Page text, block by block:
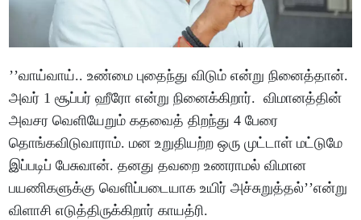
’’வாய்வாய்.. உண்மை புதைந்து விடும் என்று நினைத்தான்.
அவர் 1 சூப்பர் ஹீரோ என்று நினைக்கிறார். விமானத்தின்
அவசர வெளியேறும் கதவைத் திறந்து 4 பேரை
தொங்கவிடுவாராம். மன உறுதியற்ற ஒரு முட்டாள் மட்டுமே
இப்படிப் பேசுவான். தனது தவறை உணராமல் விமான
பயணிகளுக்கு வெளிப்படையாக உயிர் அச்சுறுத்தல்’’என்று
விளாசி எடுத்திருக்கிறார் காயத்ரி.